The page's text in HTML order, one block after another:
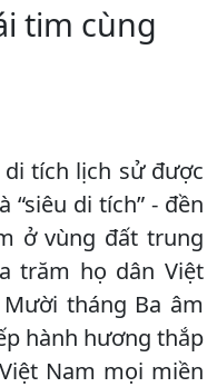
tim cùng
tích lịch sử được
“siêu di tích” - đền
ở vùng đất trung
trăm họ dân Việt
tháng Ba âm
hành hương thắp
Nam mọi miền